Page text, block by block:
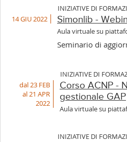
INIZIATIVE DI
14 GIU 2022
Simonlib -
Aula virtuale su
Seminario di
INIZIATIVE DI
dal 23 FEB
al 21 APR
2022
Corso ACNP -
gestionale GAP
Aula virtuale su
INIZIATIVE DI